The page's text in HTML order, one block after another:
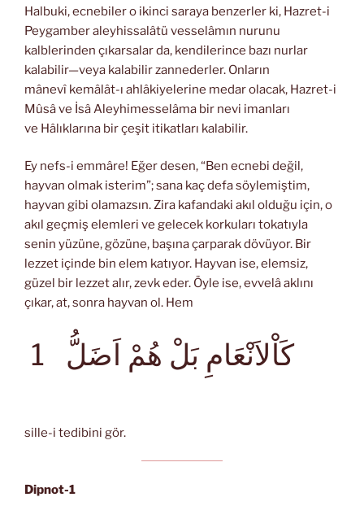
Halbuki, ecnebiler o ikinci saraya benzerler ki, Hazret-i
Peygamber aleyhissalâtü vesselâmın nurunu
kalblerinden çıkarsalar da, kendilerince bazı nurlar
kalabilir—veya kalabilir zannederler. Onların
mânevî kemâlât-ı ahlâkiyelerine medar olacak, Hazret-i
Mûsâ ve İsâ Aleyhimesselâma bir nevi imanları
ve Hâlıklarına bir çeşit itikatları kalabilir.
Ey nefs-i emmâre! Eğer desen, “Ben ecnebi değil,
hayvan olmak isterim”; sana kaç defa söylemiştim,
hayvan gibi olamazsın. Zira kafandaki akıl olduğu için, o
akıl geçmiş elemleri ve gelecek korkuları tokatıyla
senin yüzüne, gözüne, başına çarparak dövüyor. Bir
lezzet içinde bin elem katıyor. Hayvan ise, elemsiz,
güzel bir lezzet alır, zevk eder. Öyle ise, evvelâ aklını
çıkar, at, sonra hayvan ol. Hem
كَاْلاَنْعَامِ بَلْ هُمْ اَضَلُّ1
sille-i tedibini gör.
Dipnot-1